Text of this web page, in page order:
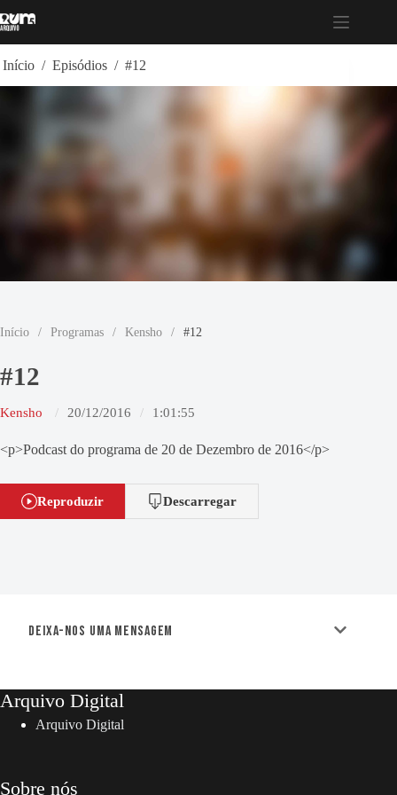
para
Início / Episódios / #12
Início / Programas / Kensho / #12
#12
Kensho 20/12/2016 1:01:55
<p>Podcast do programa de 20 de Dezembro de 2016</p>
Reproduzir Descarregar
Deixa-nos uma mensagem
Arquivo Digital
Arquivo Digital
Sobre nós